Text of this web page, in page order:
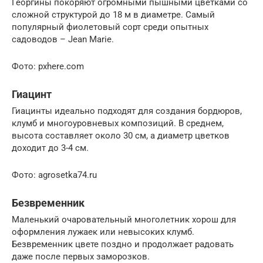
Георгины покоряют огромными пышными цветками со
сложной структурой до 18 м в диаметре. Самый
популярный фиолетовый сорт среди опытных
садоводов – Jean Marie.
Фото: pxhere.com
Гиацинт
Гиацинты идеально подходят для создания бордюров,
клумб и многоуровневых композиций. В среднем,
высота составляет около 30 см, а диаметр цветков
доходит до 3-4 см.
Фото: agrosetka74.ru
Безвременник
Маленький очаровательный многолетник хорош для
оформления лужаек или невысоких клумб.
Безвременник цвете поздно и продолжает радовать
даже после первых заморозков.